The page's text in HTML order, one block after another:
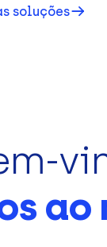
soluções
ao